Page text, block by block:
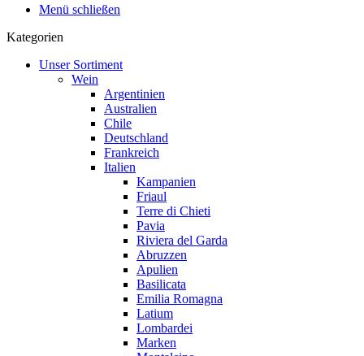
Menü schließen
Kategorien
Unser Sortiment
Wein
Argentinien
Australien
Chile
Deutschland
Frankreich
Italien
Kampanien
Friaul
Terre di Chieti
Pavia
Riviera del Garda
Abruzzen
Apulien
Basilicata
Emilia Romagna
Latium
Lombardei
Marken